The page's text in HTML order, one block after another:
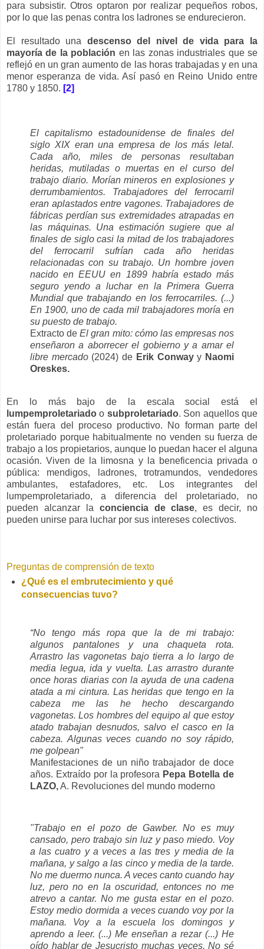
para subsistir. Otros optaron por realizar pequeños robos,
por lo que las penas contra los ladrones se endurecieron.
El resultado una descenso del nivel de vida para la
mayoría de la población en las zonas industriales que se
reflejó en un gran aumento de las horas trabajadas y en una
menor esperanza de vida. Así pasó en Reino Unido entre
1780 y 1850. [2]
El capitalismo estadounidense de finales del
siglo XIX eran una empresa de los más letal.
Cada año, miles de personas resultaban
heridas, mutiladas o muertas en el curso del
trabajo diario. Morían mineros en explosiones y
derrumbamientos. Trabajadores del ferrocarril
eran aplastados entre vagones. Trabajadores de
fábricas perdían sus extremidades atrapadas en
las máquinas. Una estimación sugiere que al
finales de siglo casi la mitad de los trabajadores
del ferrocarril sufrían cada año heridas
relacionadas con su trabajo. Un hombre joven
nacido en EEUU en 1899 habría estado más
seguro yendo a luchar en la Primera Guerra
Mundial que trabajando en los ferrocarriles. (...)
En 1900, uno de cada mil trabajadores moría en
su puesto de trabajo.
Extracto deEl gran mito: cómo las empresas nos
enseñaron a aborrecer el gobierno y a amar el
libre mercado (2024) de Erik Conwayy Naomi
Oreskes.
En lo más bajo de la escala social está el
lumpemproletariadoo subproletariado. Son aquellos que
están fuera del proceso productivo. No forman parte del
proletariado porque habitualmente no venden su fuerza de
trabajo a los propietarios, aunque lo puedan hacer el alguna
ocasión. Viven de la limosna y la beneficencia privada o
pública: mendigos, ladrones, trotramundos, vendedores
ambulantes, estafadores, etc. Los integrantes del
lumpemproletariado, a diferencia del proletariado, no
pueden alcanzar la conciencia de clase, es decir, no
pueden unirse para luchar por sus intereses colectivos.
Preguntas de comprensión de texto
¿Qué es el embrutecimiento y qué
consecuencias tuvo?
“No tengo más ropa que la de mi trabajo:
algunos pantalones y una chaqueta rota.
Arrastro las vagonetas bajo tierra a lo largo de
media legua, ida y vuelta. Las arrastro durante
once horas diarias con la ayuda de una cadena
atada a mi cintura. Las heridas que tengo en la
cabeza me las he hecho descargando
vagonetas. Los hombres del equipo al que estoy
atado trabajan desnudos, salvo el casco en la
cabeza. Algunas veces cuando no soy rápido,
me golpean"
Manifestaciones de un niño trabajador de doce
años. Extraído por la profesora Pepa Botella de
LAZO,A. Revoluciones del mundo moderno
"Trabajo en el pozo de Gawber. No es muy
cansado, pero trabajo sin luz y paso miedo. Voy
a las cuatro y a veces a las tres y media de la
mañana, y salgo a las cinco y media de la tarde.
No me duermo nunca. A veces canto cuando hay
luz, pero no en la oscuridad, entonces no me
atrevo a cantar. No me gusta estar en el pozo.
Estoy medio dormida a veces cuando voy por la
mañana. Voy a la escuela los domingos y
aprendo a leer. (...) Me enseñan a rezar (...) He
oído hablar de Jesucristo muchas veces. No sé